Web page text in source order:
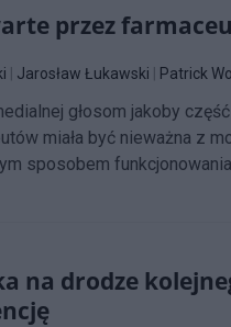
przez
Jarosław Łukawski Patrick
głosom jakoby
miała być nieważna z
sposobem
na drodze